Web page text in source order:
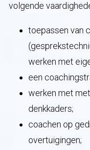
volgende
toepassen van
werken met
een
werken met
denkkaders;
coachen op
overtuigingen;